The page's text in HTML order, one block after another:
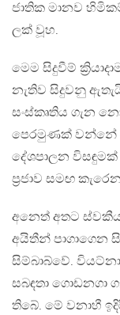
ජාතික මානව
ලක් වූහ.
මෙම සිදුවීම්
නැතිව සිදුවනු
සංස්කෘතිය ගැන
පෙරමුණක් වන්නේ
දේශපාලන
ප්‍රජාව සමඟ
අනෙත් අතට ස්වකීය
අයිතීන් පාගාගෙන
සිම්බාබ්වේ.
සබඳතා ගොඩනගා
තිබේ. මේ වනාහී